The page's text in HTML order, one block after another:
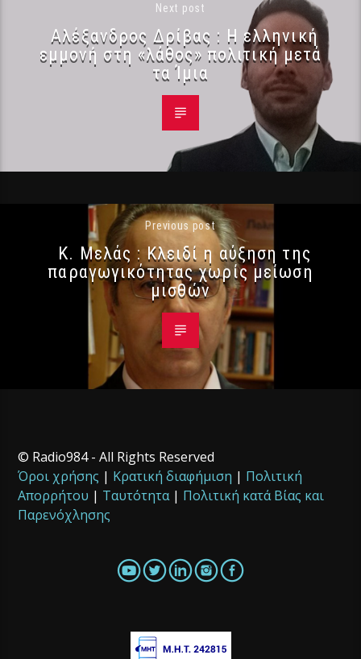
Next post
Αλέξανδρος Δρίβας : Η ελληνική
εμμονή στη «λάθος» πολιτική μετά
τα Ίμια
Previous post
Κ. Μελάς : Κλειδί η αύξηση της
παραγωγικότητας χωρίς μείωση
μισθών
© Radio984 - All Rights Reserved
Όροι χρήσης | Κρατική διαφήμιση | Πολιτική
Απορρήτου | Ταυτότητα| Πολιτική κατά Βίας και
Παρενόχλησης